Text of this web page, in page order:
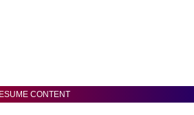
CONTENT